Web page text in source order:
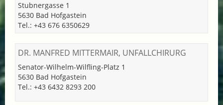
Stubnergasse 1
5630 Bad Hofgastein
Tel.: +43 676 6350629
DR. MANFRED MITTERMAIR, UNFALLCHIRURG
Senator-Wilhelm-Wilfling-Platz 1
5630 Bad Hofgastein
Tel.: +43 6432 8293 200